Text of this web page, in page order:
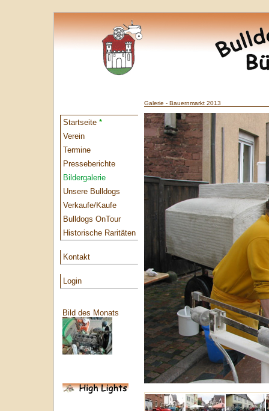
Startseite *
Verein
Termine
Presseberichte
Bildergalerie
Unsere Bulldogs
Verkaufe/Kaufe
Bulldogs OnTour
Historische Raritäten
Kontakt
Login
Bild des Monats
Galerie - Bauernmarkt 2013